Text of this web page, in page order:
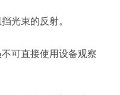
光束的反射。
可直接使用设备观察